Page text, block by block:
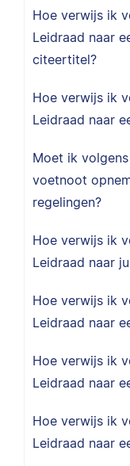
Hoe verwijs ik
Leidraad naar
citeertitel?
Hoe verwijs ik
Leidraad naar
Moet ik
voetnoot
regelingen?
Hoe verwijs ik
Leidraad naar
Hoe verwijs ik
Leidraad naar
Hoe verwijs ik
Leidraad naar
Hoe verwijs ik
Leidraad naar